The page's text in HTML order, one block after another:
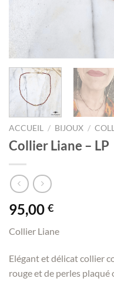
ACCUEIL / BIJOUX /
Collier Liane – LP
95,00 €
Collier Liane
Elégant et délicat collier
rouge et de perles plaqué